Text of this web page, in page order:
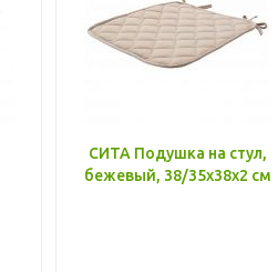
СИТА Подушка на стул,
бежевый, 38/35x38x2 см